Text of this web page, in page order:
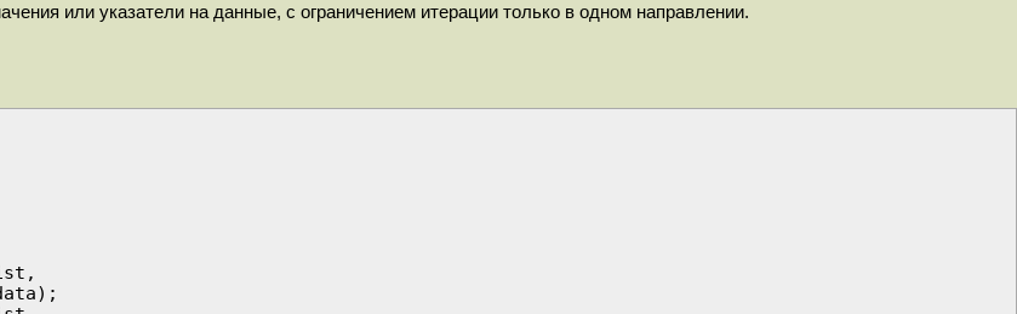
или указатели на данные, с ограничением итерации только в одном направлении.